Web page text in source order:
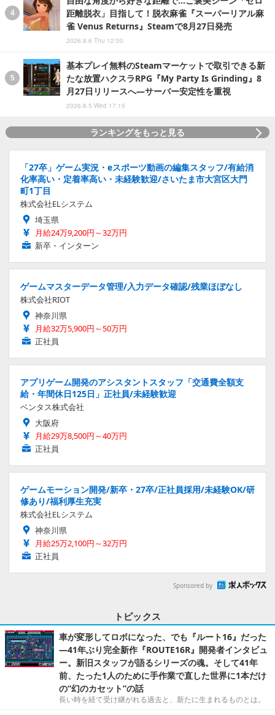
距離脱衣」目指して！脱衣麻雀『スーパーリアル麻
雀 Venus Returns』Steamで8月27日発売
2026.8.6 Thu 12:00
基本プレイ無料のSteamマーケットで取引できる新
たな放置ハクスラRPG『My Party Is Grinding』8
月27日リリースへ―サーバー安定性を重視
2026.8.5 Wed 17:15
ランキングをもっと見る
「27卒」ゲーム実況・eスポーツ動画の編集スタッフ/有給消
化率高い・定着率高い・未経験歓迎/さいたま市大宮区大門
町1丁目
株式会社ELシステム
埼玉県
月給24万9,200円～32万円
新卒・インターン
ゲームマスターデータ管理/入力データ確認/残業ほぼなし
株式会社RIOT
神奈川県
月給32万5,900円～50万円
正社員
アプリゲーム開発のアシスタントスタッフ「交通費全額支
給・年間休日125日」正社員/未経験歓迎
ベンタス株式会社
大阪府
月給29万8,500円～40万円
正社員
ゲームモーション開発/新卒・27卒/正社員採用/未経験OK/研
修あり/福利厚生充実
株式会社ELシステム
神奈川県
月給25万2,100円～32万円
正社員
Sponsored by
トピックス
車が変形してロボになった、でも『ルート16』だった
―41年ぶり完全新作『ROUTE16R』開発者インタビュ
ー。新旧スタッフが語るシリーズの魂。そして41年
前、たった1人のために手作業で直した世界に1本だけ
の“幻のカセット”の話
長い時を経て受け継がれる過去と、新たに生まれるものとは。